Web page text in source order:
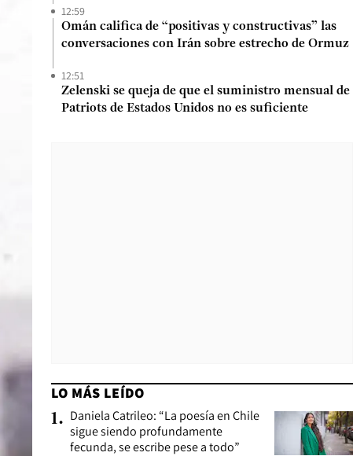
12:59
Omán califica de “positivas y constructivas” las
conversaciones con Irán sobre estrecho de Ormuz
12:51
Zelenski se queja de que el suministro mensual de
Patriots de Estados Unidos no es suficiente
LO MÁS LEÍDO
1. Daniela Catrileo: “La poesía en Chile
sigue siendo profundamente
fecunda, se escribe pese a todo”